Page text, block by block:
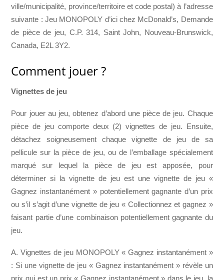
ville/municipalité, province/territoire et code postal) à l’adresse
suivante : Jeu MONOPOLY d’ici chez McDonald’s, Demande
de pièce de jeu, C.P. 314, Saint John, Nouveau-Brunswick,
Canada, E2L 3Y2.
Comment jouer ?
Vignettes de jeu
Pour jouer au jeu, obtenez d’abord une pièce de jeu. Chaque
pièce de jeu comporte deux (2) vignettes de jeu. Ensuite,
détachez soigneusement chaque vignette de jeu de sa
pellicule sur la pièce de jeu, ou de l’emballage spécialement
marqué sur lequel la pièce de jeu est apposée, pour
déterminer si la vignette de jeu est une vignette de jeu «
Gagnez instantanément » potentiellement gagnante d’un prix
ou s’il s’agit d’une vignette de jeu « Collectionnez et gagnez »
faisant partie d’une combinaison potentiellement gagnante du
jeu.
A. Vignettes de jeu MONOPOLY « Gagnez instantanément »
: Si une vignette de jeu « Gagnez instantanément » révèle un
prix qui est un prix « Gagnez instantanément » dans le jeu, la